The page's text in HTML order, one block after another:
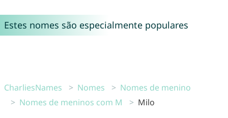
Estes nomes são especialmente populares
CharliesNames Nomes
Nomes de menino
Nomes de meninos com M
Milo